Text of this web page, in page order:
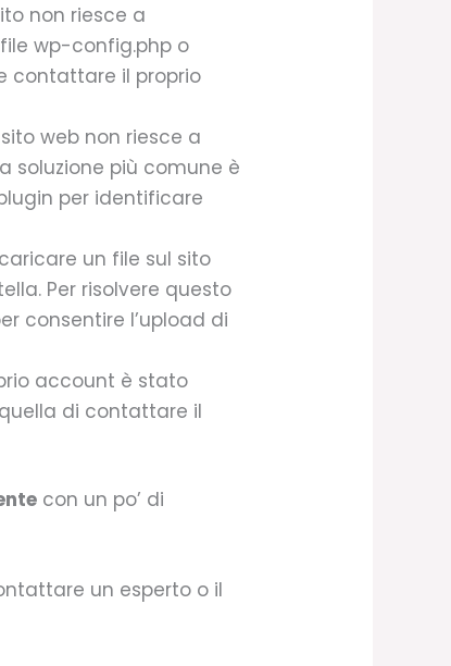
non riesce a
wp-config.php o
contattare il proprio
web non riesce a
soluzione più comune è
per identificare
un file sul sito
Per risolvere questo
consentire l’upload di
account è stato
di contattare il
con un po’ di
un esperto o il